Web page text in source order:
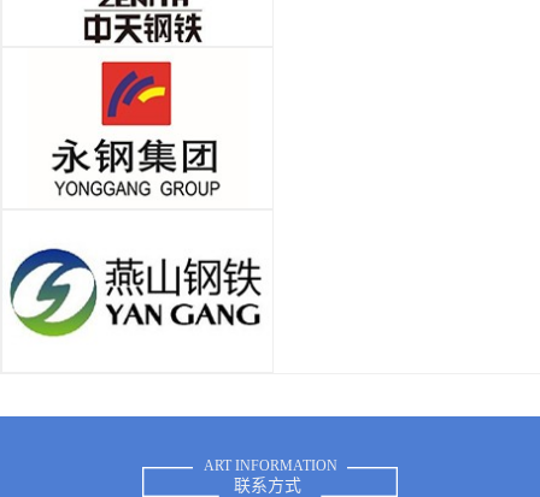
ART INFORMATION
联系方式